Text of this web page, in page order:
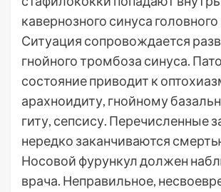
кавернозного синуса головного
Ситуация сопровождается
гнойного тромбоза синуса.
состояние приводит к
арахноидиту, гнойному
гиту, сепсису. Перечисленные
нередко заканчиваются
Носовой фурункул должен
врача. Неправильное,